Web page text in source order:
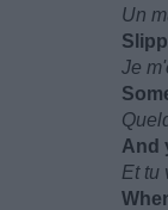
Un
Je
And
Et tu